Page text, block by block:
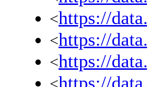
<https://
<https://
<https://
https://